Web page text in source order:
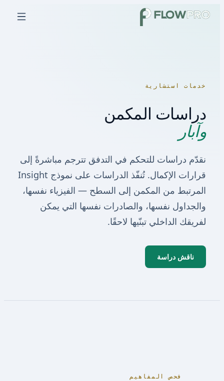
خدمات استشارية
دراسات المكمن
وآبار
نقدّم دراسات للتحكم في التدفق تترجم مباشرةً إلى
قرارات الإكمال. تُنفّذ الدراسات على نموذج Insight
المرتبط من المكمن إلى السطح — الفيزياء نفسها،
والجداول نفسها، والصادرات نفسها التي يمكن
لفريقك الداخلي تبنّيها لاحقًا.
ناقش دراسة
فحص المفاهيم